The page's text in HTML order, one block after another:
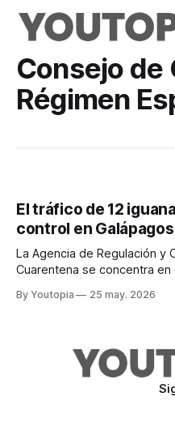
Consejo de
Régimen
El tráfico de 12
control en Galápagos
La Agencia de Regulación y
Cuarentena se concentra
By Youtopia 25 may. 2026